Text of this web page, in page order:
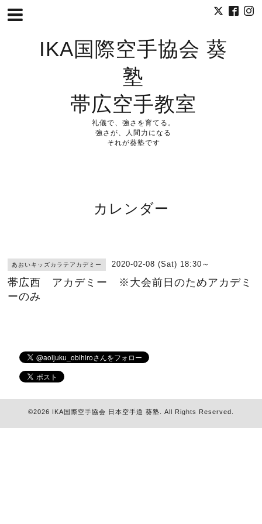
IKA国際空手協会 葵
塾
帯広空手教室
礼儀で、強さを育てる。
強さが、人間力になる
それが葵塾です
カレンダー
あおいキッズカラテアカデミー 2020-02-08 (Sat) 18:30～
帯広西 アカデミー ※大会前日のためアカデミ
ーのみ
©2026 IKA国際空手協会 日本空手道 葵塾 . All Rights Reserved.